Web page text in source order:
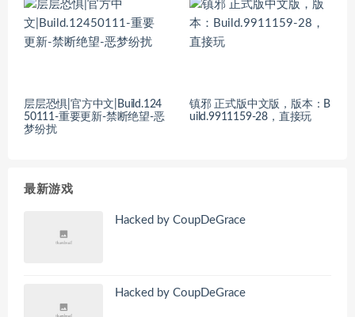
层层恐惧|官方中文|Build.124
50111-重要更新-禁断绝望-恶
梦纷扰
镇邪 正式版中文版，版本：B
uild.9911159-28，直接玩
最新游戏
Hacked by CoupDeGrace
Hacked by CoupDeGrace